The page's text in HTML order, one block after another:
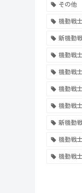
その他
機動戦
新機動
機動戦士
機動戦
機動戦
機動戦
新機動
機動戦
機動戦